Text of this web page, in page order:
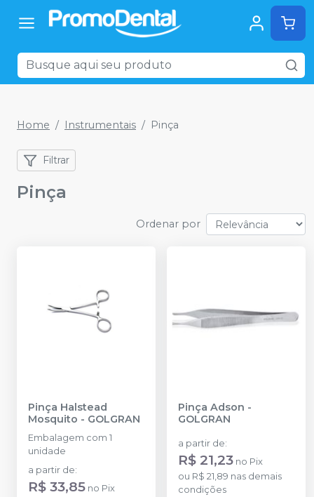
Home Instrumentais Pinça
Filtrar
Pinça
Ordenar por
Pinça Halstead
Mosquito - GOLGRAN
Embalagem com 1
unidade
a partir de:
R$ 33,85 no Pix
Pinça Adson -
GOLGRAN
a partir de:
R$ 21,23 no Pix
ou R$ 21,89 nas demais
condições